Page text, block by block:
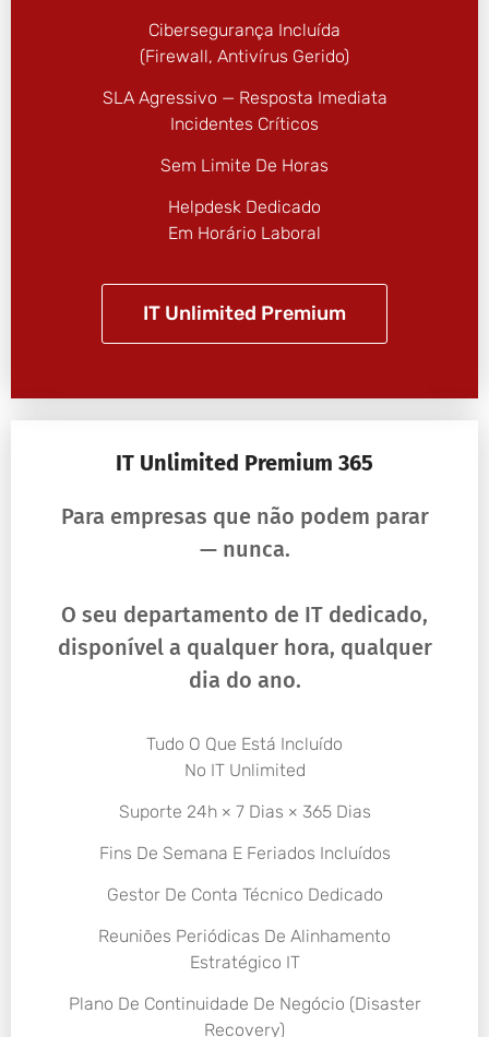
Cibersegurança Incluída
(firewall, Antivírus Gerido)
SLA Agressivo — Resposta Imediata
Incidentes Críticos
Sem Limite De Horas
Helpdesk Dedicado
Em Horário Laboral
IT Unlimited Premium
IT Unlimited Premium 365
Para empresas que não podem parar
— nunca.
O seu departamento de IT dedicado,
disponível a qualquer hora, qualquer
dia do ano.
Tudo O Que Está Incluído
No IT Unlimited
Suporte 24h × 7 Dias × 365 Dias
Fins De Semana E Feriados Incluídos
Gestor De Conta Técnico Dedicado
Reuniões Periódicas De Alinhamento
Estratégico IT
Plano De Continuidade De Negócio (Disaster
Recovery)